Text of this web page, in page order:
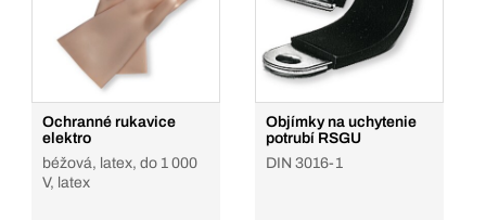
Ochranné rukavice
elektro
béžová, latex, do 1 000
V, latex
Objímky na uchytenie
potrubí RSGU
DIN 3016-1